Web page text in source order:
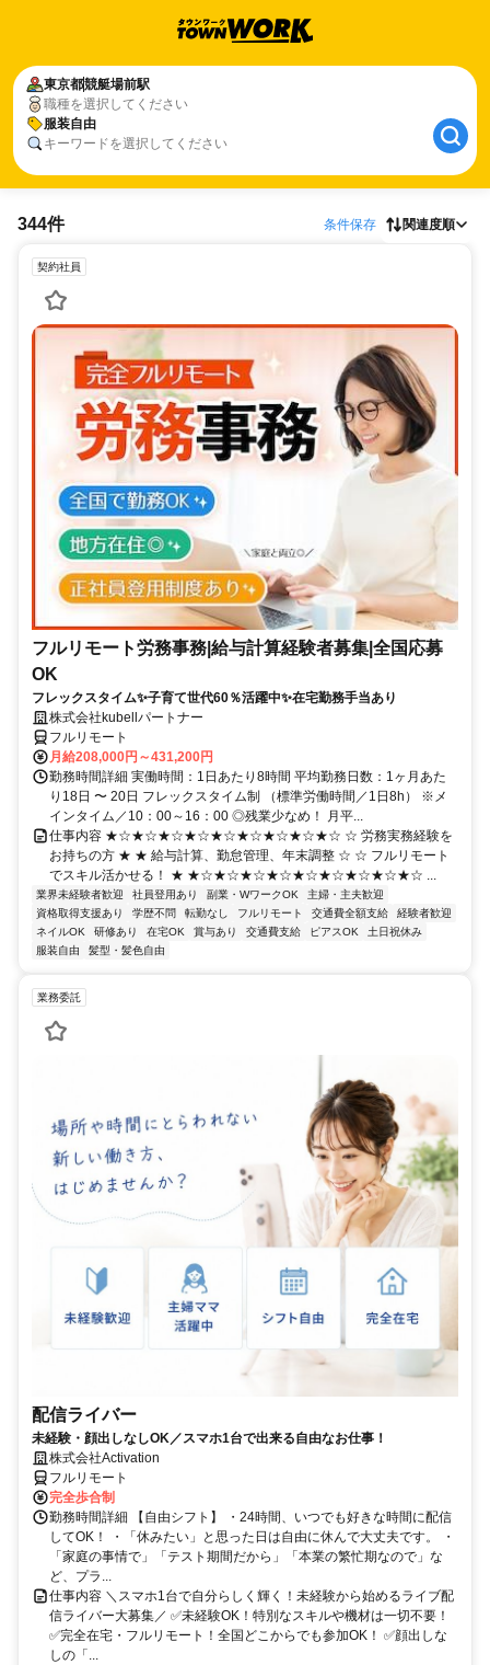
東京都競艇場前駅
職種を選択してください
服装自由
キーワードを選択してください
344件 条件保存 関連度順
契約社員
フルリモート労務事務|給与計算経験者募集|全国応募
OK
フレックスタイム✨子育て世代60％活躍中✨在宅勤務手当あり
株式会社kubellパートナー
フルリモート
月給208,000円～431,200円
勤務時間詳細 実働時間：1日あたり8時間 平均勤務日数：1ヶ月あた
り18日 〜 20日 フレックスタイム制 （標準労働時間／1日8h） ※メ
インタイム／10：00～16：00 ◎残業少なめ！ 月平...
仕事内容 ★☆★☆★☆★☆★☆★☆★☆★☆★☆ ☆ 労務実務経験を
お持ちの方 ★ ★ 給与計算、勤怠管理、年末調整 ☆ ☆ フルリモート
でスキル活かせる！ ★ ★☆★☆★☆★☆★☆★☆★☆★☆★☆ ...
業界未経験者歓迎 社員登用あり 副業・WワークOK
主婦・主夫歓迎
資格取得支援あり
学歴不問 転勤なし フルリモート 交通費全額支給
経験者歓迎
ネイルOK
研修あり 在宅OK 賞与あり 交通費支給 ピアスOK
土日祝休み
服装自由
髪型・髪色自由
業務委託
配信ライバー
未経験・顔出しなしOK／スマホ1台で出来る自由なお仕事！
株式会社Activation
フルリモート
完全歩合制
勤務時間詳細 【自由シフト】 ・24時間、いつでも好きな時間に配信
してOK！ ・「休みたい」と思った日は自由に休んで大丈夫です。 ・
「家庭の事情で」「テスト期間だから」「本業の繁忙期なので」な
ど、プラ...
仕事内容 ＼スマホ1台で自分らしく輝く！未経験から始めるライブ配
信ライバー大募集／ ✅未経験OK！特別なスキルや機材は一切不要！
✅完全在宅・フルリモート！全国どこからでも参加OK！ ✅顔出しな
しの「...